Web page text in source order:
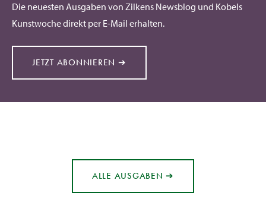
Die neuesten Ausgaben von Zilkens Newsblog und Kobels
Kunstwoche direkt per E-Mail erhalten.
JETZT ABONNIEREN ➔
ALLE AUSGABEN ➔